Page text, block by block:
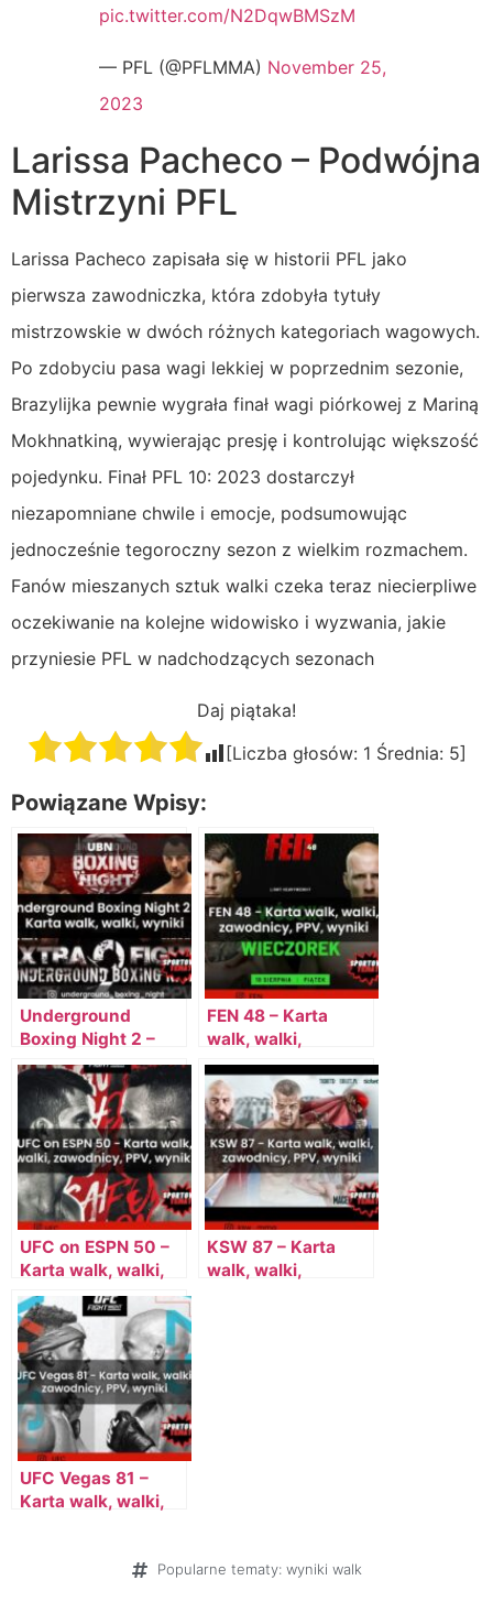
pic.twitter.com/N2DqwBMSzM
— PFL (@PFLMMA) November 25,
2023
Larissa Pacheco – Podwójna
Mistrzyni PFL
Larissa Pacheco zapisała się w historii PFL jako
pierwsza zawodniczka, która zdobyła tytuły
mistrzowskie w dwóch różnych kategoriach wagowych.
Po zdobyciu pasa wagi lekkiej w poprzednim sezonie,
Brazylijka pewnie wygrała finał wagi piórkowej z Mariną
Mokhnatkiną, wywierając presję i kontrolując większość
pojedynku. Finał PFL 10: 2023 dostarczył
niezapomniane chwile i emocje, podsumowując
jednocześnie tegoroczny sezon z wielkim rozmachem.
Fanów mieszanych sztuk walki czeka teraz niecierpliwe
oczekiwanie na kolejne widowisko i wyzwania, jakie
przyniesie PFL w nadchodzących sezonach
Daj piątaka!
[Liczba głosów: 1 Średnia: 5]
Powiązane Wpisy:
Underground
Boxing Night 2 –
Karta walk, walki,
wyniki, zawodnicy,
PPV, darmowe
streamy
FEN 48 – Karta
walk, walki,
zawodnicy, PPV,
wyniki
UFC on ESPN 50 –
Karta walk, walki,
zawodnicy, PPV,
wyniki
KSW 87 – Karta
walk, walki,
UFC Vegas 81 –
Karta walk, walki,
Popularne tematy: wyniki walk